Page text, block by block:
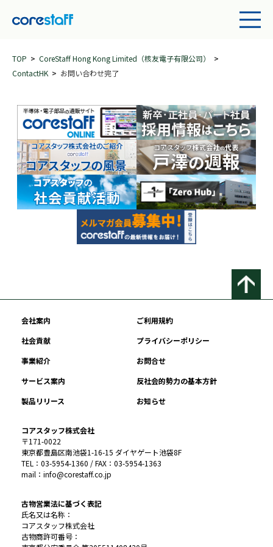
TOP
CoreStaff Hong Kong Limited（核友電子有限公司）
ContactHK
お問い合わせ完了
会社案内
ご利用規約
社会貢献
プライバシーポリシー
事業紹介
お問合せ
サービス案内
反社会的勢力の基本方針
製品リリース
お知らせ
コアスタッフ株式会社
〒171-0022
東京都豊島区南池袋1-16-15 ダイヤゲート池袋8F
TEL：03-5954-1360 / FAX：03-5954-1363
mail：info@corestaff.co.jp
古物営業法に基づく表記
氏名又は名称：
コアスタッフ株式会社
古物商許可番号：